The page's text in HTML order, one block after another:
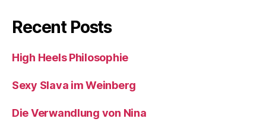
Recent Posts
High Heels Philosophie
Sexy Slava im Weinberg
Die Verwandlung von Nina